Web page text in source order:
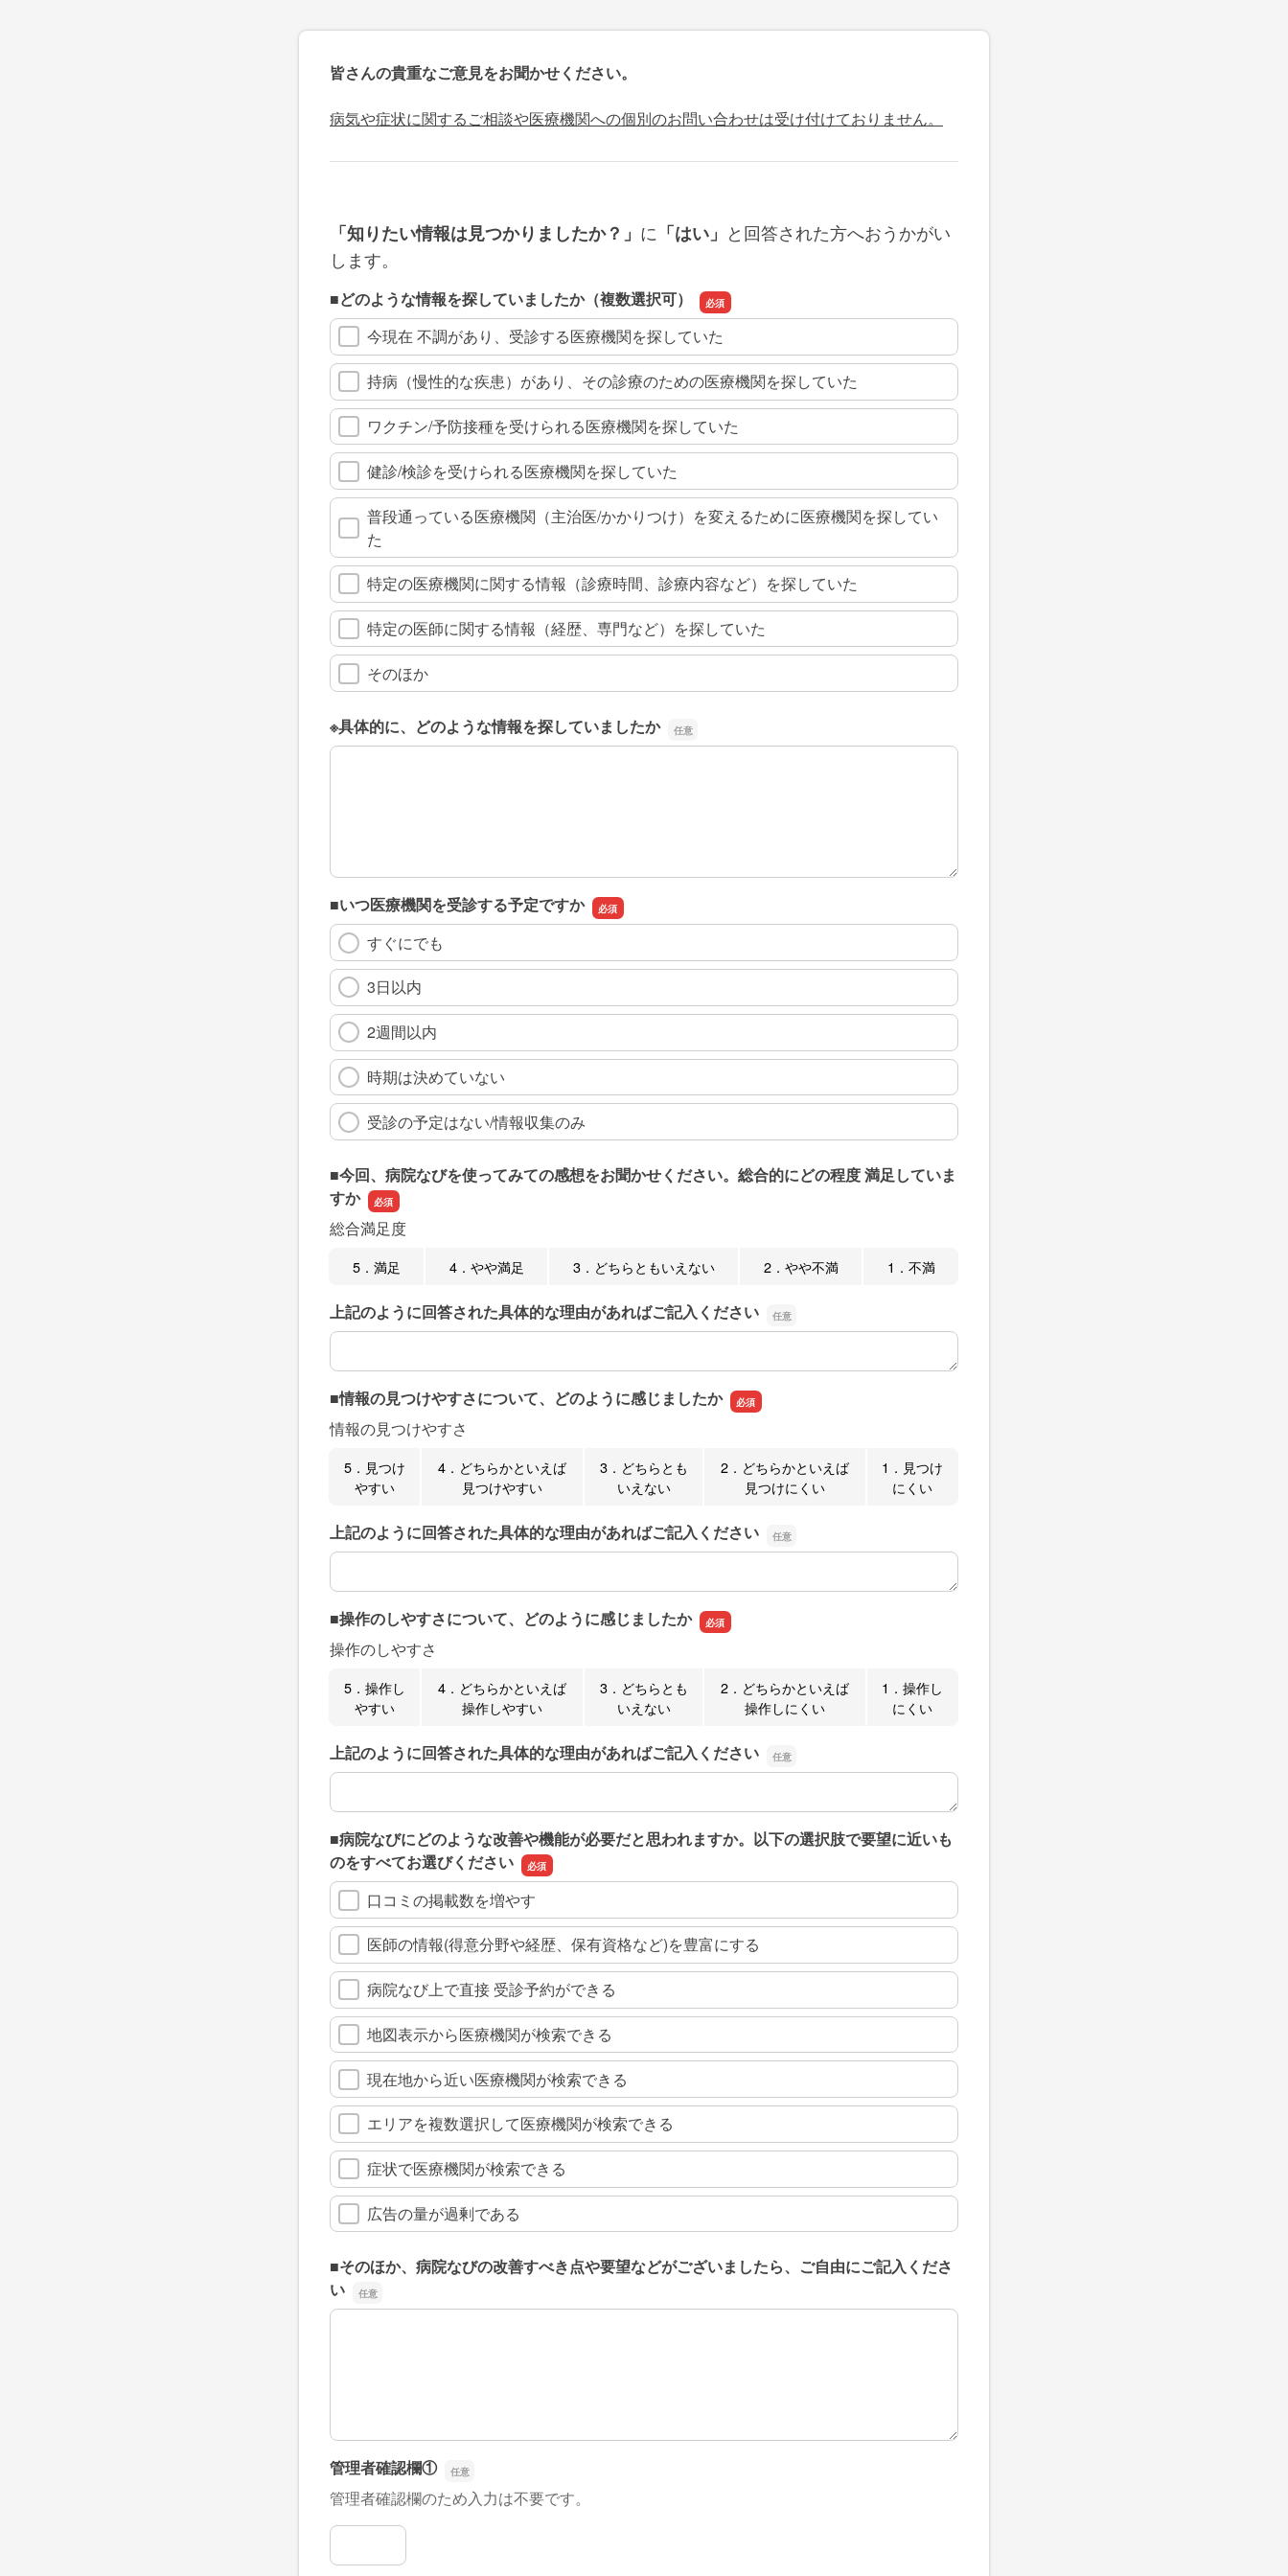
皆さんの貴重なご意見をお聞かせください。
病気や症状に関するご相談や医療機関への個別のお問い合わせは受け付けておりません。
「知りたい情報は見つかりましたか？」 に 「はい」 と回答された方へおうかがい
します。
■どのような情報を探していましたか（複数選択可）
今現在 不調があり、受診する医療機関を探していた
持病（慢性的な疾患）があり、その診療のための医療機関を探していた
ワクチン/予防接種を受けられる医療機関を探していた
健診/検診を受けられる医療機関を探していた
普段通っている医療機関（主治医/かかりつけ）を変えるために医療機関を探してい
た
特定の医療機関に関する情報（診療時間、診療内容など）を探していた
特定の医師に関する情報（経歴、専門など）を探していた
そのほか
※具体的に、どのような情報を探していましたか
※具体的に、どのような情報を探していましたか
■いつ医療機関を受診する予定ですか
すぐにでも
3日以内
2週間以内
時期は決めていない
受診の予定はない/情報収集のみ
■今回、病院なびを使ってみての感想をお聞かせください。総合的にどの程度 満足していま
すか
総合満足度
5．満足 4．やや満足 3．どちらともいえない 2．やや不満 1．不満
上記のように回答された具体的な理由があればご記入ください
上記のように回答された具体的な理由があればご記入ください
■情報の見つけやすさについて、どのように感じましたか
情報の見つけやすさ
5．見つけ
やすい
4．どちらかといえば
見つけやすい
3．どちらとも
いえない
2．どちらかといえば
見つけにくい
1．見つけ
にくい
上記のように回答された具体的な理由があればご記入ください
上記のように回答された具体的な理由があればご記入ください
■操作のしやすさについて、どのように感じましたか
操作のしやすさ
5．操作し
やすい
4．どちらかといえば
操作しやすい
3．どちらとも
いえない
2．どちらかといえば
操作しにくい
1．操作し
にくい
上記のように回答された具体的な理由があればご記入ください
上記のように回答された具体的な理由があればご記入ください
■病院なびにどのような改善や機能が必要だと思われますか。以下の選択肢で要望に近いも
のをすべてお選びください
口コミの掲載数を増やす
医師の情報(得意分野や経歴、保有資格など)を豊富にする
病院なび上で直接 受診予約ができる
地図表示から医療機関が検索できる
現在地から近い医療機関が検索できる
エリアを複数選択して医療機関が検索できる
症状で医療機関が検索できる
広告の量が過剰である
■そのほか、病院なびの改善すべき点や要望などがございましたら、ご自由にご記入くださ
い
■そのほか、病院なびの改善すべき点や要望などがございましたら、ご自由にご記入ください
管理者確認欄①
管理者確認欄のため入力は不要です。
管理者確認欄①